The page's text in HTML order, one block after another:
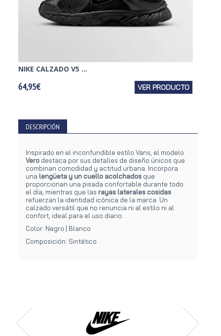
NIKE CALZADO V5 ...
64,95€ VER PRODUCTO
DESCRIPCIÓN
Inspirado en el inconfundible estilo Vans, el modelo
Vero destaca por sus detalles de diseño únicos que
combinan comodidad y actitud urbana. Incorpora
una lengüeta y un cuello acolchados que
proporcionan una pisada confortable durante todo
el día, mientras que las rayas laterales cosidas
refuerzan la identidad icónica de la marca. Un
calzado versátil que no renuncia ni al estilo ni al
confort, ideal para el uso diario.
Color: Negro | Blanco
Composición: Sintético